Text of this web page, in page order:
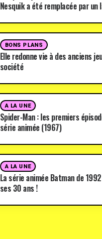
Nesquik a été remplacée par un
BONS PLANS
Elle redonne vie à des anciens
société
A LA UNE
Spider-Man : les premiers
série animée (1967)
A LA UNE
La série animée Batman de
ses 30 ans !